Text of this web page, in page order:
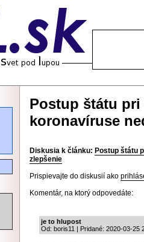
Postup štátu
koronavíruse
Diskusia k článku: Postup štátu
zlepšenie
Prispievajte do diskusií ako
Komentár, na ktorý odpovedáte:
je to hlupost
Od: boris11 | Pridané: 2020-03-25